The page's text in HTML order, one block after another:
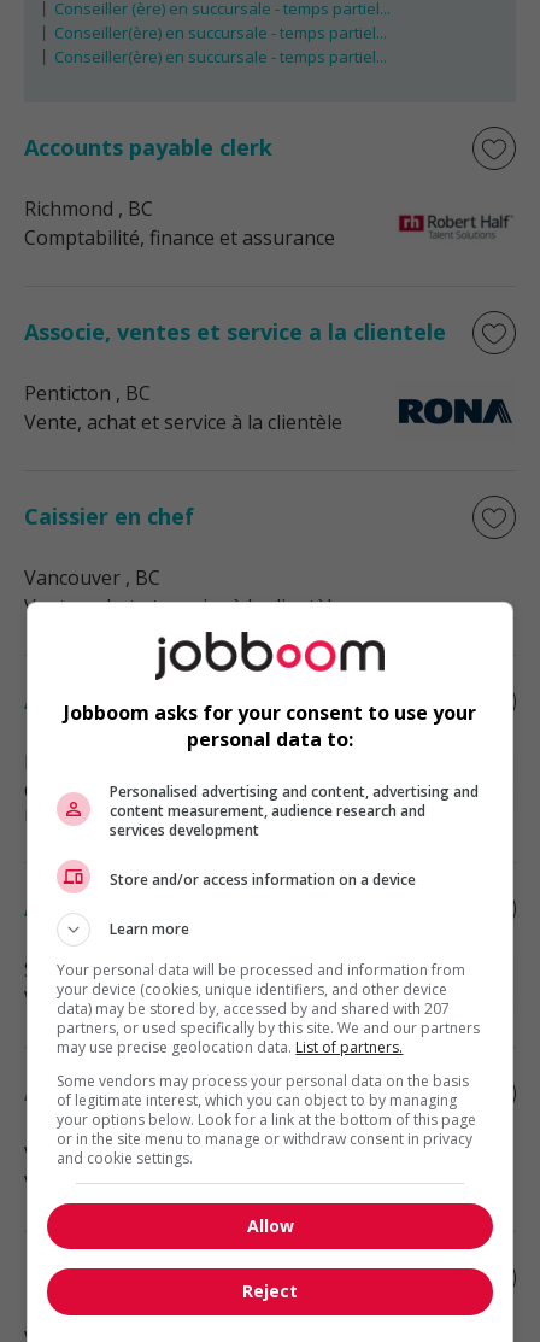
Conseiller (ère) en succursale - temps partiel...
Conseiller(ère) en succursale - temps partiel...
Conseiller(ère) en succursale - temps partiel...
Accounts payable clerk
Richmond , BC
Comptabilité, finance et assurance
Associe, ventes et service a la clientele
Penticton , BC
Vente, achat et service à la clientèle
Caissier en chef
Vancouver , BC
Vente, achat et service à la clientèle
Associe, support des livraisons
Construction, production et
manutention
Associe, ventes et service a la clientele
Surrey, BC
Vente, achat et service à la clientèle
Associe' au service a' la cliente'le'
Vancouver, BC
Vente, achat et service à la clientèle
Business intelligence developer (tableau)
Jobboom asks for your consent to use your
personal data to:
Personalised advertising and content, advertising and
content measurement, audience research and
services development
Store and/or access information on a device
Learn more
Your personal data will be processed and information from
your device (cookies, unique identifiers, and other device
data) may be stored by, accessed by and shared with 207
partners, or used specifically by this site. We and our partners
may use precise geolocation data. List of partners.
Some vendors may process your personal data on the basis
of legitimate interest, which you can object to by managing
your options below. Look for a link at the bottom of this page
or in the site menu to manage or withdraw consent in privacy
and cookie settings.
Allow
Reject